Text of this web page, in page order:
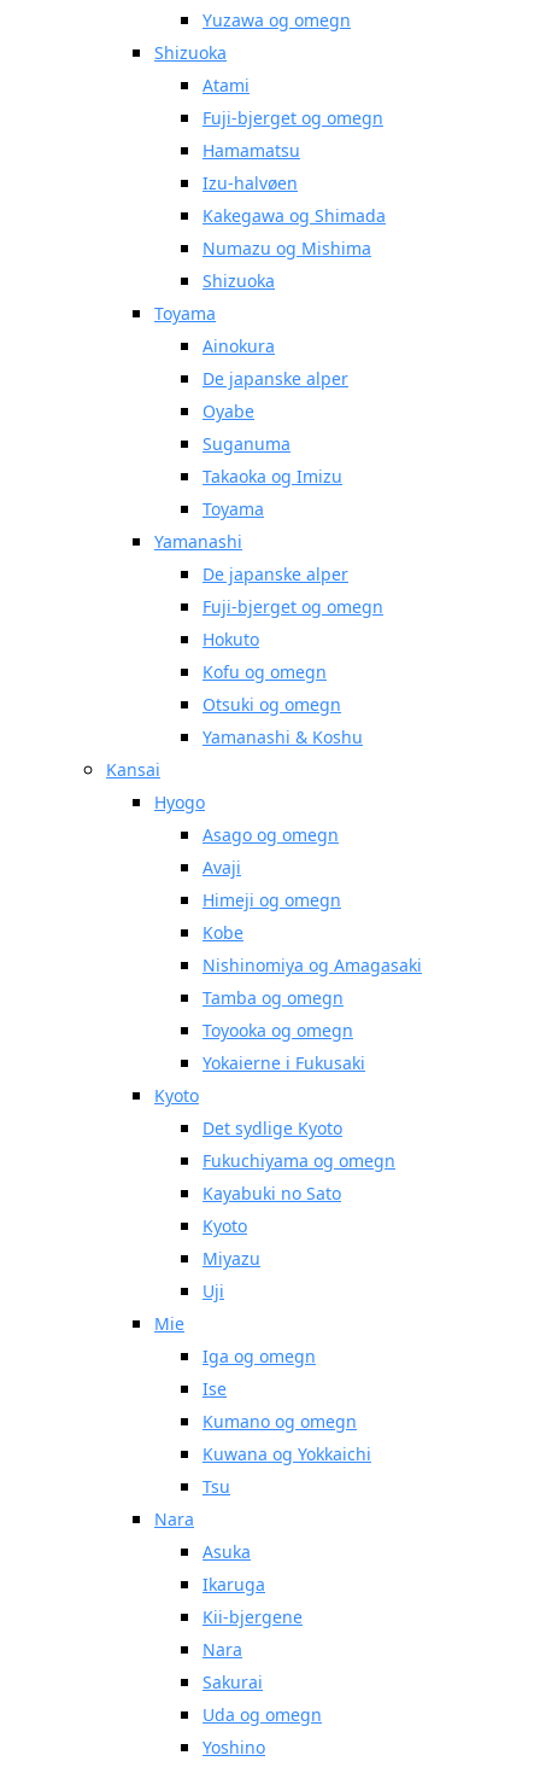
Yuzawa og omegn
Shizuoka
Atami
Fuji-bjerget og omegn
Hamamatsu
Izu-halvøen
Kakegawa og Shimada
Numazu og Mishima
Shizuoka
Toyama
Ainokura
De japanske alper
Oyabe
Suganuma
Takaoka og Imizu
Toyama
Yamanashi
De japanske alper
Fuji-bjerget og omegn
Hokuto
Kofu og omegn
Otsuki og omegn
Yamanashi & Koshu
Kansai
Hyogo
Asago og omegn
Avaji
Himeji og omegn
Kobe
Nishinomiya og Amagasaki
Tamba og omegn
Toyooka og omegn
Yokaierne i Fukusaki
Kyoto
Det sydlige Kyoto
Fukuchiyama og omegn
Kayabuki no Sato
Kyoto
Miyazu
Uji
Mie
Iga og omegn
Ise
Kumano og omegn
Kuwana og Yokkaichi
Tsu
Nara
Asuka
Ikaruga
Kii-bjergene
Nara
Sakurai
Uda og omegn
Yoshino